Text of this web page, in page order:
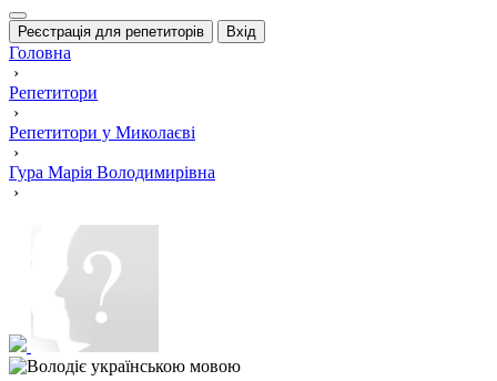
Реєстрація для репетиторів Вхід
Головна
›
Репетитори
›
Репетитори у Миколаєві
›
Гура Марія Володимирівна
›